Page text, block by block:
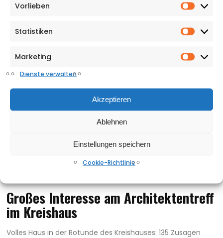
Vorlieben
Statistiken
Marketing
Dienste verwalten
Akzeptieren
Ablehnen
Einstellungen speichern
Cookie-Richtlinie
Großes Interesse am Architektentreff
im Kreishaus
Volles Haus in der Rotunde des Kreishauses: 135 Zusagen